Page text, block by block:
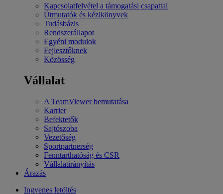
Kapcsolatfelvétel a támogatási csapattal
Útmutatók és kézikönyvek
Tudásbázis
Rendszerállapot
Egyéni modulok
Fejlesztőknek
Közösség
Vállalat
A TeamViewer bemutatása
Karrier
Befektetők
Sajtószoba
Vezetőség
Sportpartnerség
Fenntarthatóság és CSR
Vállalatirányítás
Árazás
Ingyenes letöltés